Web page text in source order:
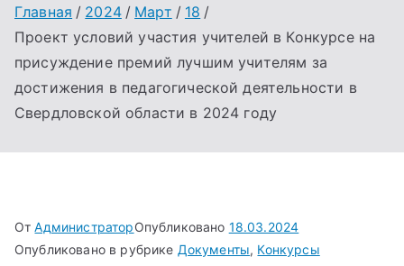
Главная 2024 Март
18
Проект условий участия учителей в Конкурсе на
присуждение премий лучшим учителям за
достижения в педагогической деятельности в
Свердловской области в 2024 году
ОтАдминистраторОпубликовано 18.03.2024
Опубликовано в рубрике Документы, Конкурсы